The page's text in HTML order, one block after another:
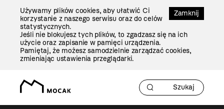
Zamknij
Używamy plików cookies, aby ułatwić Ci
korzystanie z naszego serwisu oraz do celów
statystycznych.
Jeśli nie blokujesz tych plików, to zgadzasz się na ich
użycie oraz zapisanie w pamięci urządzenia.
Pamiętaj, że możesz samodzielnie zarządzać cookies,
zmieniając ustawienia przeglądarki.